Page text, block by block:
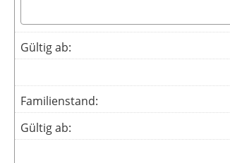
Gültig ab:
Familienstand:
Gültig ab: